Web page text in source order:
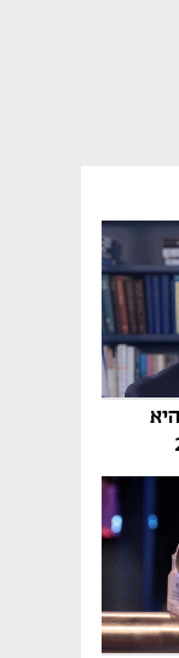
לפיד: "התחזית שלי ל-2023 היא